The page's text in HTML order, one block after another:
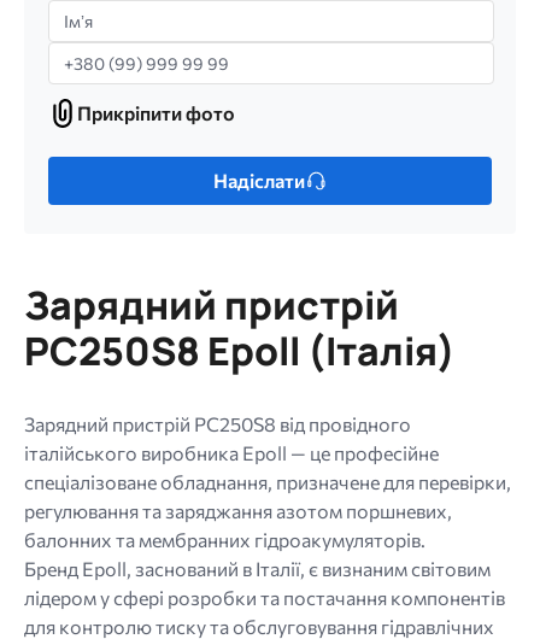
Імʼя
Телефон
Прикріпити
фото
Прикріпити фото
Лише
МБ.
Дозволені
типи:
jpeg
png.
Надіслати
Зарядний пристрій
PC250S8 Epoll (Італія)
Зарядний пристрій PC250S8 від провідного
італійського виробника Epoll — це професійне
спеціалізоване обладнання, призначене для перевірки,
регулювання та заряджання азотом поршневих,
балонних та мембранних гідроакумуляторів.
Бренд Epoll, заснований в Італії, є визнаним світовим
лідером у сфері розробки та постачання компонентів
для контролю тиску та обслуговування гідравлічних